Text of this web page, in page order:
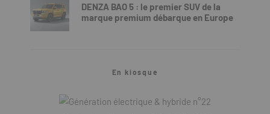
DENZA BAO 5 : le premier SUV de la
marque premium débarque en Europe
En kiosque